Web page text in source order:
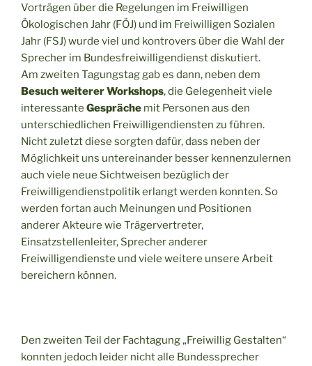
Vorträgen über die Regelungen im Freiwilligen
Ökologischen Jahr (FÖJ) und im Freiwilligen Sozialen
Jahr (FSJ) wurde viel und kontrovers über die Wahl der
Sprecher im Bundesfreiwilligendienst diskutiert.
Am zweiten Tagungstag gab es dann, neben dem
Besuch weiterer Workshops, die Gelegenheit viele
interessante Gespräche mit Personen aus den
unterschiedlichen Freiwilligendiensten zu führen.
Nicht zuletzt diese sorgten dafür, dass neben der
Möglichkeit uns untereinander besser kennenzulernen
auch viele neue Sichtweisen bezüglich der
Freiwilligendienstpolitik erlangt werden konnten. So
werden fortan auch Meinungen und Positionen
anderer Akteure wie Trägervertreter,
Einsatzstellenleiter, Sprecher anderer
Freiwilligendienste und viele weitere unsere Arbeit
bereichern können.
Den zweiten Teil der Fachtagung „Freiwillig Gestalten“
konnten jedoch leider nicht alle Bundessprecher